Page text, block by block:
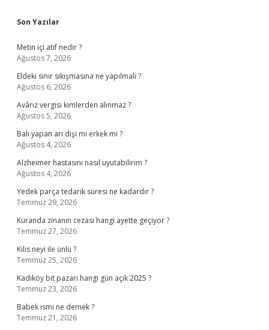
Sidebar
Son Yazılar
Metin içi atıf nedir ?
Ağustos 7, 2026
Eldeki sinir sıkışmasına ne yapılmalı ?
Ağustos 6, 2026
Avârız vergisi kimlerden alınmaz ?
Ağustos 5, 2026
Balı yapan arı dişi mi erkek mi ?
Ağustos 4, 2026
Alzheimer hastasını nasıl uyutabilirim ?
Ağustos 4, 2026
Yedek parça tedarik süresi ne kadardır ?
Temmuz 29, 2026
Kuranda zinanın cezası hangi ayette geçiyor ?
Temmuz 27, 2026
Kilis neyi ile ünlü ?
Temmuz 25, 2026
Kadıköy bit pazarı hangi gün açık 2025 ?
Temmuz 23, 2026
Babek ismi ne demek ?
Temmuz 21, 2026